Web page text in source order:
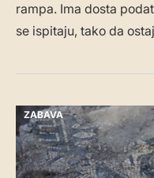
rampa. Ima dosta
se ispitaju, tako da
ZABAVA